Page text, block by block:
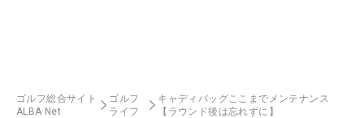
ゴルフ総合サイト
ALBA Net
ゴルフ
ライフ
キャディバッグここまでメンテナンス
【ラウンド後は忘れずに】